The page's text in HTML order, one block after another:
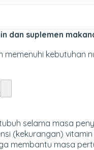
dan suplemen
memenuhi kebutuhan
selama masa
(kekurangan)
membantu masa